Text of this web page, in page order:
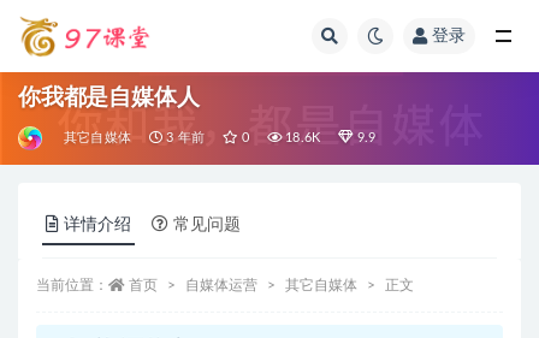
登录
你我都是自媒体人
其它自媒体 3 年前 0 18.6K 9.9
详情介绍 常见问题
当前位置： 首页 自媒体运营 其它自媒体 正文